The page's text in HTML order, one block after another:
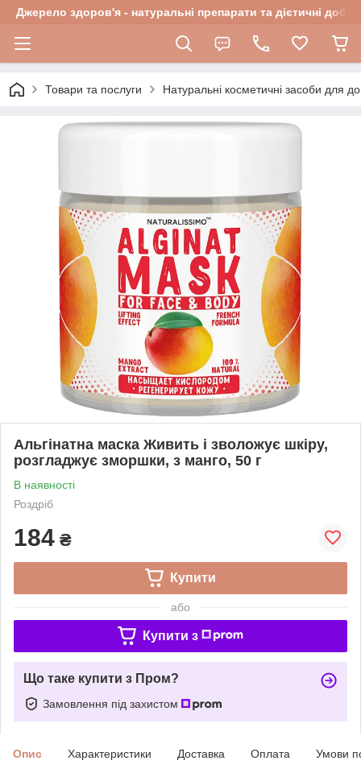
Джерело здоров'я - натуральні препарати та дієтичні
Товари та послуги Натуральні косметичні засоби для
Альгінатна маска Живить і зволожує шкіру,
розгладжує зморшки, з манго, 50 г
В наявності
Роздріб
184 ₴
Купити
або
Купити з
Що таке купити з Пром?
Замовлення під захистом
Опис Характеристики Доставка Оплата Умови